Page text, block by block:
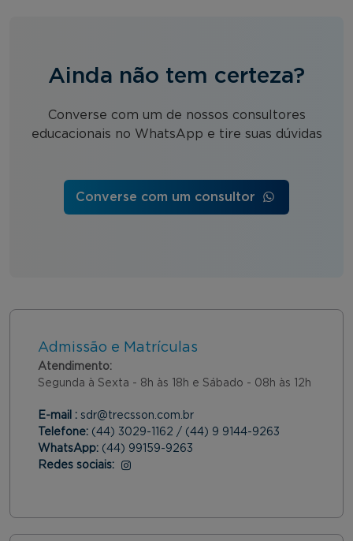
Ainda não tem certeza?
Converse com um de nossos consultores
educacionais no WhatsApp e tire suas dúvidas
Converse com um consultor
Admissão e Matrículas
Atendimento:
Segunda à Sexta - 8h às 18h e Sábado - 08h às 12h
E-mail : sdr@trecsson.com.br
Telefone: (44) 3029-1162 / (44) 9 9144-9263
WhatsApp: (44) 99159-9263
Redes sociais: